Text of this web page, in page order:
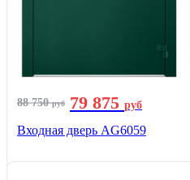
88 750руб 79 875 руб
Входная дверь AG6059